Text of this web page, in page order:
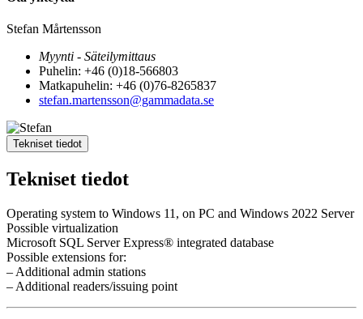
Stefan Mårtensson
Myynti - Säteilymittaus
Puhelin: +46 (0)18-566803
Matkapuhelin: +46 (0)76-8265837
stefan.martensson@gammadata.se
Tekniset tiedot
Tekniset tiedot
Operating system to Windows 11, on PC and Windows 2022 Server
Possible virtualization
Microsoft SQL Server Express® integrated database
Possible extensions for:
– Additional admin stations
– Additional readers/issuing point